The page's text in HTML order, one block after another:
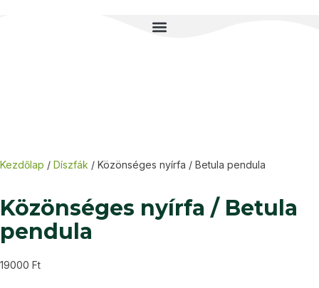
Kezdőlap / Díszfák / Közönséges nyírfa / Betula pendula
Közönséges nyírfa / Betula
pendula
19000 Ft